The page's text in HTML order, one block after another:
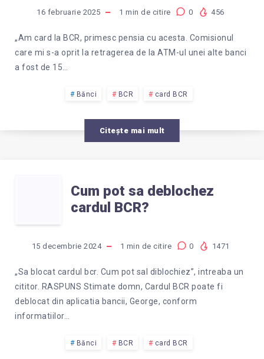
FOST
15
COMISIONUL
PENTRU
RETRAGEREA
A
200
LEI
16 februarie 2025 1 min de citire 0 456
„Am card la BCR, primesc pensia cu acesta. Comisionul
care mi s-a oprit la retragerea de la ATM-ul unei alte banci
a fost de 15…
Bănci BCR card BCR
Citește mai mult
CUM
POT
SA
DEBLOCHEZ
CARDUL
BCR?
Cum pot sa deblochez
cardul BCR?
15 decembrie 2024 1 min de citire 0 1471
„Sa blocat cardul bcr. Cum pot sal diblochiez”, intreaba un
cititor. RASPUNS Stimate domn, Cardul BCR poate fi
deblocat din aplicatia bancii, George, conform
informatiilor…
Bănci BCR card BCR